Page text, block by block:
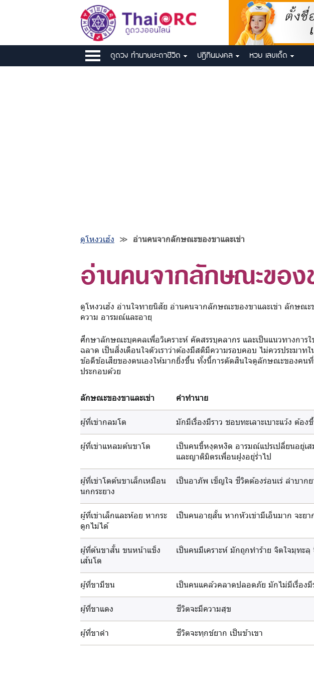
ดูดวง ทำนายชะตาชีวิต ปฎิทินมงคล หวย เลขเด็ด
ดูโหงวเฮ้ง ≫ อ่านคนจากลักษณะของขาและเข่า
อ่านคนจากลักษณะของข
ดูโหงวเฮ้ง อ่านใจทายนิสัย อ่านคนจากลักษณะของขาและเข่า ลักษณะ
ความ อารมณ์และอายุ
ศึกษาลักษณะบุคคลเพื่อวิเคราะห์ คัดสรรบุคลากร และเป็นแนวทางการ
ฉลาด เป็นสิ่งเตือนใจตัวเราว่าต้องมีสติมีความรอบคอบ ไม่ควรประมาทใ
ข้อดีข้อเสียของตนเองให้มากยิ่งขึ้น ทั้งนี้การตัดสินใจดูลักษณะของคนที่
ประกอบด้วย
ลักษณะของขาและเข่า คำทำนาย
ผู้ที่เข่ากลมโต มักมีเรื่องมีราว ชอบทะเลาะเบาะแว้ง ต้อง
ผู้ที่เข่าแหลมต้นขาโต
เป็นคนขี้หงุดหงิด อารมณ์แปรเปลี่ยนอยู่เ
และญาติมิตรเพื่อนฝูงอยู่ร่ำไป
ผู้ที่เข่าโตต้นขาเล็กเหมือน
นกกระยาง
เป็นอาภัพ เข็ญใจ ชีวิตต้องร่อนเร่ ลำบาก
ผู้ที่เข่าเล็กและห้อย หากระ
ดูกไม่ได้
เป็นคนอายุสั้น หากหัวเข่ามีเอ็นมาก จะย
ผู้ที่ต้นขาสั้น ขนหน้าแข็ง
เส้นโต
เป็นคนมีเคราะห์ มักถูกทำร้าย จิตใจมุทะลุ
ผู้ที่ขามีขน เป็นคนแคล้วคลาดปลอดภัย มักไม่มีเรื่อง
ผู้ที่ขาแดง ชีวิตจะมีความสุข
ผู้ที่ขาดำ ชีวิตจะทุกข์ยาก เป็นข้าเขา